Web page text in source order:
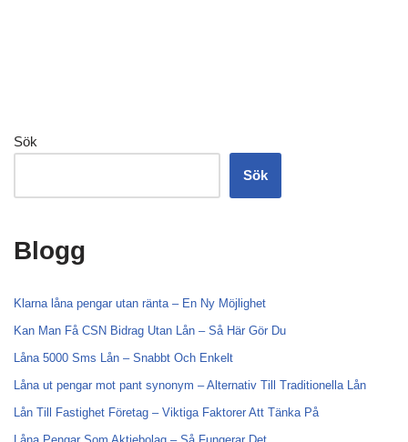
Sök
Sök
Blogg
Klarna låna pengar utan ränta – En Ny Möjlighet
Kan Man Få CSN Bidrag Utan Lån – Så Här Gör Du
Låna 5000 Sms Lån – Snabbt Och Enkelt
Låna ut pengar mot pant synonym – Alternativ Till Traditionella Lån
Lån Till Fastighet Företag – Viktiga Faktorer Att Tänka På